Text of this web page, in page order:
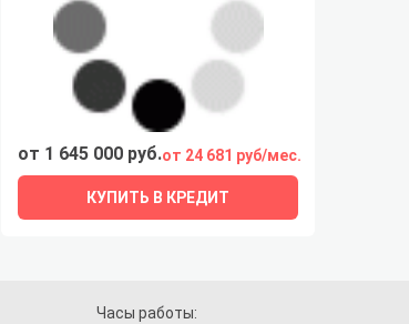
от 1 645 000 руб.от 24 681 руб/мес.
КУПИТЬ В КРЕДИТ
Часы работы: